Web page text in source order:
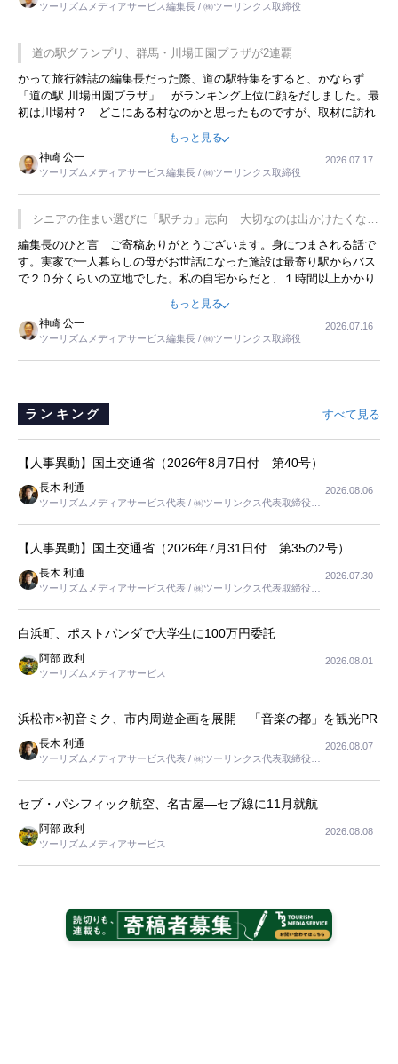
ツーリズムメディアサービス編集長 / ㈱ツーリンクス取締役
道の駅グランプリ、群馬・川場田園プラザが2連覇
かって旅行雑誌の編集長だった際、道の駅特集をすると、かならず
「道の駅 川場田園プラザ」 がランキング上位に顔をだしました。最
初は川場村？ どこにある村なのかと思ったものですが、取材に訪れ
永井 彰一社長にインタビューしたら、興味深い話が次々が飛び出しま
した。プレゼンも巧みで、今でも思い出すことが２つあります。一つ
は、従業員に東京ディズニーランドを見学させ、サービス業、接客業
の何かを理解してもらっていることです。 もう一つは1800円もする
プレミアムヨーグルトを販売するにあたり、社内に懸念もあったそう
です。永井社長は、駐車場に都内ナンバーの高級外車が停まっている
ことに目をつけ、高級商品でも売れると確信したそうです。今回の記
事を懐かしく読みました。
もっと見る
神崎 公一
ツーリズムメディアサービス編集長 / ㈱ツーリンクス取締役
2026.07.17
シニアの住まい選びに「駅チカ」志向 大切なのは出かけたくなる
暮らし
編集長のひと言 ご寄稿ありがとうございます。身につまされる話で
す。実家で一人暮らしの母がお世話になった施設は最寄り駅からバス
で２０分くらいの立地でした。私の自宅からだと、１時間以上かかり
ました。母の住まいから近いという理由で、その施設を選択したので
すが、私と妹にとっては、半日仕事ででした。シニアの住まい選び
は、当人だけではなく、世話をする家族の足の便も考えない外池ない
と思いました。
もっと見る
神崎 公一
ツーリズムメディアサービス編集長 / ㈱ツーリンクス取締役
2026.07.16
ランキング すべて見る
【人事異動】国土交通省（2026年8月7日付 第40号）
長木 利通
ツーリズムメディアサービス代表 / ㈱ツーリンクス代表取締役社
2026.08.06
【人事異動】国土交通省（2026年7月31日付 第35の2号）
長木 利通
ツーリズムメディアサービス代表 / ㈱ツーリンクス代表取締役社
2026.07.30
白浜町、ポストパンダで大学生に100万円委託
阿部 政利
ツーリズムメディアサービス
2026.08.01
浜松市×初音ミク、市内周遊企画を展開 「音楽の都」を観光PR
長木 利通
ツーリズムメディアサービス代表 / ㈱ツーリンクス代表取締役社
2026.08.07
セブ・パシフィック航空、名古屋―セブ線に11月就航
阿部 政利
ツーリズムメディアサービス
2026.08.08